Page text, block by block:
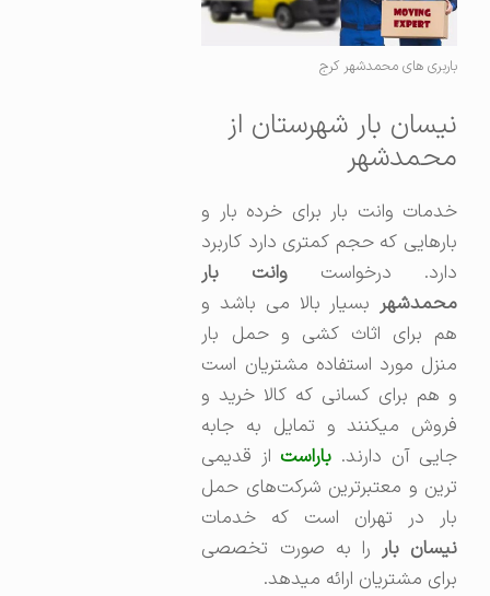
باربری های محمدشهر کرج
نیسان بار شهرستان از
محمدشهر
خدمات وانت بار برای خرده بار و
بارهایی که حجم کمتری دارد کاربرد
دارد. درخواست وانت بار
محمدشهربسیار بالا می باشد و
هم برای اثاث کشی و حمل بار
منزل مورد استفاده مشتریان است
و هم برای کسانی که کالا خرید و
فروش میکنند و تمایل به جابه
جایی آن دارند.باراستاز قدیمی
ترین و معتبرترین شرکت‌های حمل
بار در تهران است که خدمات
نیسان باررا به صورت تخصصی
برای مشتریان ارائه میدهد.